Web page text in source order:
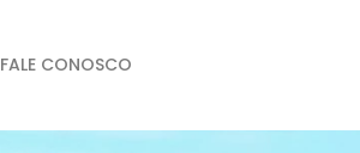
FALE CONOSCO